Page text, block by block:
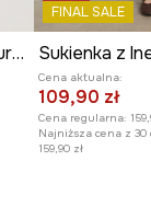
Sukienka damska mini welurowa
FINAL SALE
Sukienka z
Cena aktualna:
109,90 zł
Cena regularna:
Najniższa cena z
159,90 zł